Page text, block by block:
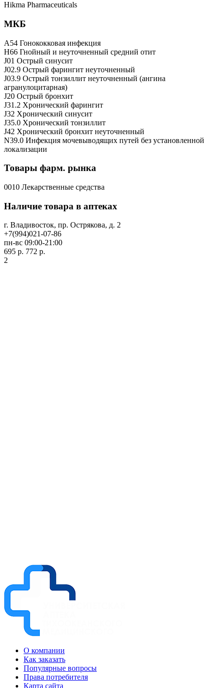
Hikma Pharmaceuticals
МКБ
A54 Гонококковая инфекция
H66 Гнойный и неуточненный средний отит
J01 Острый синусит
J02.9 Острый фарингит неуточненный
J03.9 Острый тонзиллит неуточненный (ангина
агранулоцитарная)
J20 Острый бронхит
J31.2 Хронический фарингит
J32 Хронический синусит
J35.0 Хронический тонзиллит
J42 Хронический бронхит неуточненный
N39.0 Инфекция мочевыводящих путей без установленной
локализации
Товары фарм. рынка
0010 Лекарственные средства
Наличие товара в аптеках
г. Владивосток, пр. Острякова, д. 2
+7(994)021-07-86
пн-вс 09:00-21:00
695 р. 772 р.
2
О компании
Как заказать
Популярные вопросы
Права потребителя
Карта сайта